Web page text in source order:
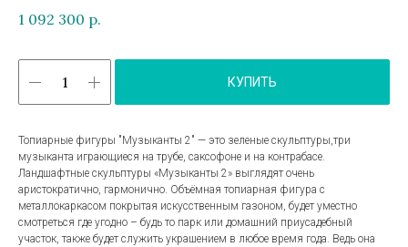
1 092 300 р.
КУПИТЬ
Топиарные фигуры "Музыканты 2" — это зеленые скульптуры,три
музыканта играющиеся на трубе, саксофоне и на контрабасе.
Ландшафтные скульптуры «Музыканты 2» выглядят очень
аристократично, гармонично. Объёмная топиарная фигура с
металлокаркасом покрытая искусственным газоном, будет уместно
смотреться где угодно – будь то парк или домашний приусадебный
участок, также будет служить украшением в любое время года. Ведь она